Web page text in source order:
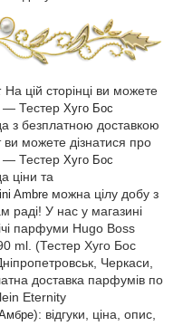
На цій сторінці ви можете
― Тестер Хуго Бос
з безплатною доставкою
ви можете дізнатися про
― Тестер Хуго Бос
ціни та
Ambre можна цілу добу з
раді! У нас у магазині
парфуми Hugo Boss
ml. (Тестер Хуго Бос
Черкаси,
доставка парфумів по
Eternity
): відгуки, ціна, опис,